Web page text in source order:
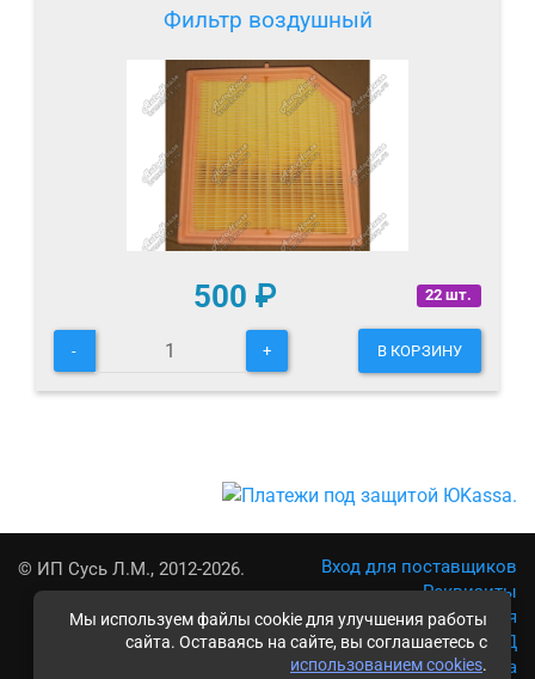
Мы используем файлы cookie для улучшения работы
сайта. Оставаясь на сайте, вы соглашаетесь с
использованием cookies.
Фильтр воздушный
22 шт.
500 ₽
- + В КОРЗИНУ
© ИП Сусь Л.М., 2012-2026.
Вход для поставщиков
Реквизиты
Условия использования
Политика обработки ПД
Карта сайта